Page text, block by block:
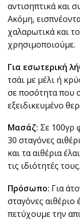
αντισηπτικά και
Ακόμη,
χαλαρωτικά και
χρησιμοποιούμε.
Για εσωτερική
τσάι με μέλι ή
σε ποσότητα που
εξειδικευμένο
Μασάζ: Σε 100γρ
30 σταγόνες
και τα αιθέρια
τις ιδιότητές τους.
Πρόσωπο: Για
σταγόνες αιθέριο
πετύχουμε την